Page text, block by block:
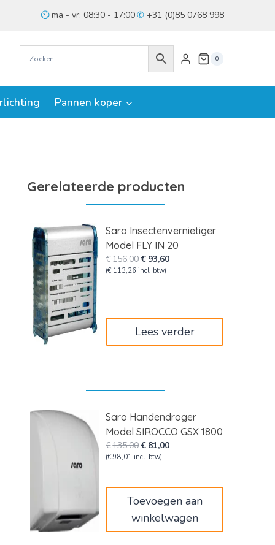
ma - vr: 08:30 - 17:00 +31 (0)85 0768 998
0
Pannen koper
Gerelateerde producten
Saro Insectenvernietiger
Model FLY IN 20
€156,00Oorspronkelijke
prijs
€ 93,60Huidige
(€ 113,26 incl. btw)
Lees verder
Saro Handendroger
Model SIROCCO GSX 1800
€135,00Oorspronkelijke
prijs
€ 81,00Huidige
(€ 98,01 incl. btw)
Toevoegen aan
winkelwagen